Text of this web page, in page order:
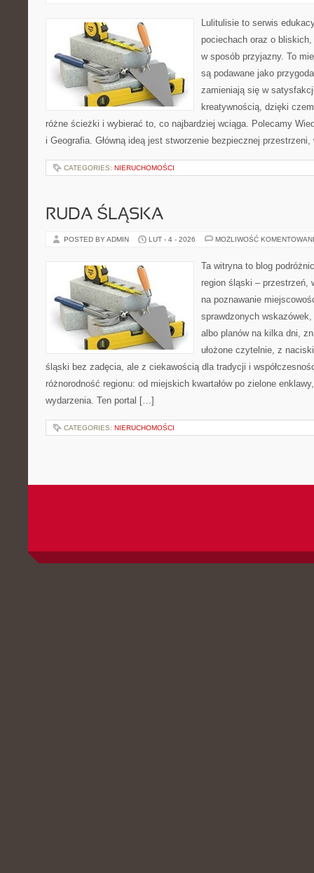
Lulitulisie to serwis
pociechach oraz o
w sposób przyjazny. To
są podawane jako
zamieniają się w
kreatywnością, dzięki
różne ścieżki i wybierać to, co najbardziej wciąga. Polecamy
i Geografia. Główną ideą jest stworzenie bezpiecznej
CATEGORIES: NIERUCHOMOŚCI
RUDA ŚLĄSKA
POSTED BY ADMIN LUT - 4 - 2026 MOŻLIWOŚĆ
Ta witryna to blog
region śląski – przestrzeń,
na poznawanie
sprawdzonych
albo planów na kilka dni,
ułożone czytelnie, z
śląski bez zadęcia, ale z ciekawością dla tradycji i
różnorodność regionu: od miejskich kwartałów po zielone
wydarzenia. Ten portal […]
CATEGORIES: NIERUCHOMOŚCI